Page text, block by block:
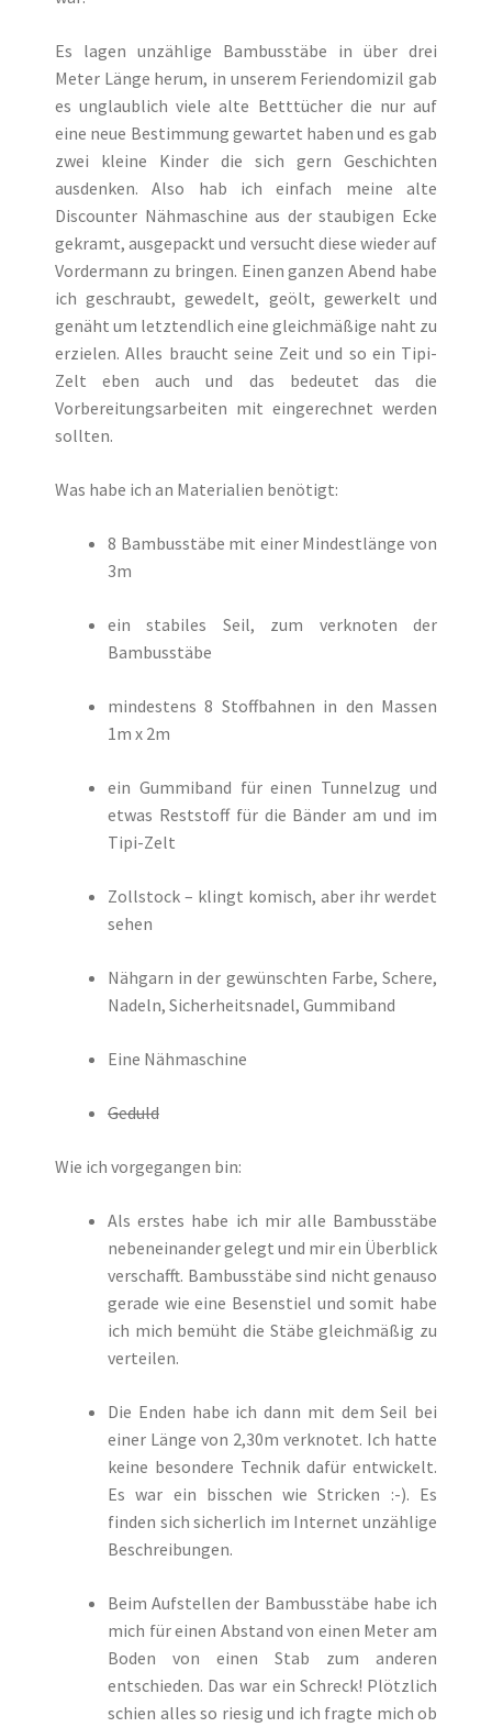
Es lagen unzählige Bambusstäbe in über drei
Meter Länge herum, in unserem Feriendomizil gab
es unglaublich viele alte Betttücher die nur auf
eine neue Bestimmung gewartet haben und es gab
zwei kleine Kinder die sich gern Geschichten
ausdenken. Also hab ich einfach meine alte
Discounter Nähmaschine aus der staubigen Ecke
gekramt, ausgepackt und versucht diese wieder auf
Vordermann zu bringen. Einen ganzen Abend habe
ich geschraubt, gewedelt, geölt, gewerkelt und
genäht um letztendlich eine gleichmäßige naht zu
erzielen. Alles braucht seine Zeit und so ein Tipi-
Zelt eben auch und das bedeutet das die
Vorbereitungsarbeiten mit eingerechnet werden
sollten.
Was habe ich an Materialien benötigt:
8 Bambusstäbe mit einer Mindestlänge von
3m
ein stabiles Seil, zum verknoten der
Bambusstäbe
mindestens 8 Stoffbahnen in den Massen
1m x 2m
ein Gummiband für einen Tunnelzug und
etwas Reststoff für die Bänder am und im
Tipi-Zelt
Zollstock – klingt komisch, aber ihr werdet
sehen
Nähgarn in der gewünschten Farbe, Schere,
Nadeln, Sicherheitsnadel, Gummiband
Eine Nähmaschine
Geduld
Wie ich vorgegangen bin:
Als erstes habe ich mir alle Bambusstäbe
nebeneinander gelegt und mir ein Überblick
verschafft. Bambusstäbe sind nicht genauso
gerade wie eine Besenstiel und somit habe
ich mich bemüht die Stäbe gleichmäßig zu
verteilen.
Die Enden habe ich dann mit dem Seil bei
einer Länge von 2,30m verknotet. Ich hatte
keine besondere Technik dafür entwickelt.
Es war ein bisschen wie Stricken :-). Es
finden sich sicherlich im Internet unzählige
Beschreibungen.
Beim Aufstellen der Bambusstäbe habe ich
mich für einen Abstand von einen Meter am
Boden von einen Stab zum anderen
entschieden. Das war ein Schreck! Plötzlich
schien alles so riesig und ich fragte mich ob